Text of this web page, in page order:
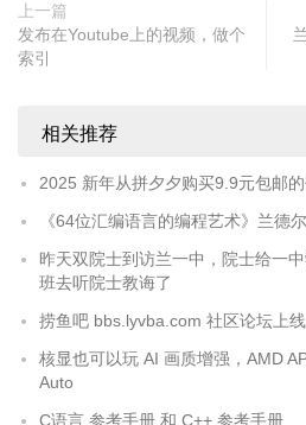
上一篇
发布在Youtube上的视频，做个
索引
相关推荐
2025 新年从拼夕夕购买9.9元包邮
《64位汇编语言的编程艺术》兰德
昨天双院士到访兰一中，院士给一
班去听院士教诲了
捞鱼吧 bbs.lyvba.com 社区论坛上线
核显也可以玩 AI 画质增强，AMD
Auto
C语言 参考手册 和 C++ 参考手册